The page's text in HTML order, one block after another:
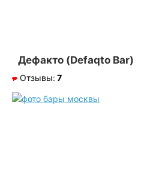
Дефакто (Defaqto Bar)
Отзывы: 7